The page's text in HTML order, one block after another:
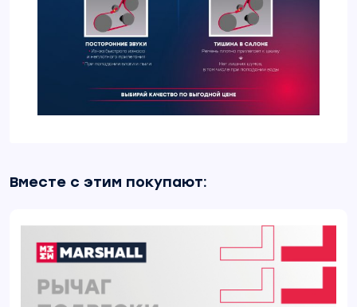
Вместе с этим покупают: